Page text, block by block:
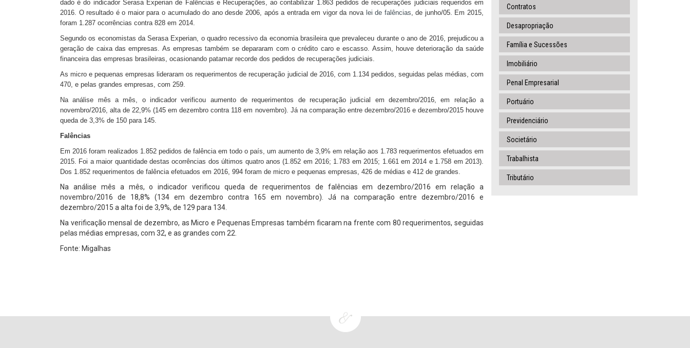
dado é do indicador Serasa Experian de Falências e Recuperações, ao contabilizar 1.863 pedidos de recuperações judiciais requeridos em
2016. O resultado é o maior para o acumulado do ano desde 2006, após a entrada em vigor da nova lei de falências, de junho/05. Em 2015,
foram 1.287 ocorrências contra 828 em 2014.
Segundo os economistas da Serasa Experian, o quadro recessivo da economia brasileira que prevaleceu durante o ano de 2016, prejudicou a
geração de caixa das empresas. As empresas também se depararam com o crédito caro e escasso. Assim, houve deterioração da saúde
financeira das empresas brasileiras, ocasionando patamar recorde dos pedidos de recuperações judiciais.
As micro e pequenas empresas lideraram os requerimentos de recuperação judicial de 2016, com 1.134 pedidos, seguidas pelas médias, com
470, e pelas grandes empresas, com 259.
Na análise mês a mês, o indicador verificou aumento de requerimentos de recuperação judicial em dezembro/2016, em relação a
novembro/2016, alta de 22,9% (145 em dezembro contra 118 em novembro). Já na comparação entre dezembro/2016 e dezembro/2015 houve
queda de 3,3% de 150 para 145.
Falências
Em 2016 foram realizados 1.852 pedidos de falência em todo o país, um aumento de 3,9% em relação aos 1.783 requerimentos efetuados em
2015. Foi a maior quantidade destas ocorrências dos últimos quatro anos (1.852 em 2016; 1.783 em 2015; 1.661 em 2014 e 1.758 em 2013).
Dos 1.852 requerimentos de falência efetuados em 2016, 994 foram de micro e pequenas empresas, 426 de médias e 412 de grandes.
Na análise mês a mês, o indicador verificou queda de requerimentos de falências em dezembro/2016 em relação a
novembro/2016 de 18,8% (134 em dezembro contra 165 em novembro). Já na comparação entre dezembro/2016 e
dezembro/2015 a alta foi de 3,9%, de 129 para 134.
Na verificação mensal de dezembro, as Micro e Pequenas Empresas também ficaram na frente com 80 requerimentos, seguidas
pelas médias empresas, com 32, e as grandes com 22.
Fonte: Migalhas
Contratos
Desapropriação
Família e Sucessões
Imobiliário
Penal Empresarial
Portuário
Previdenciário
Societário
Trabalhista
Tributário